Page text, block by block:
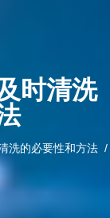
时清洗
洗的必要性和方法